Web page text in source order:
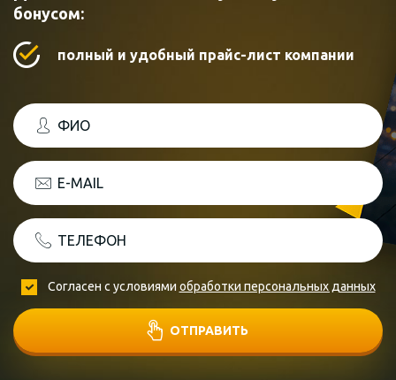
бонусом:
полный и удобный прайс-лист компании
ФИО
E-MAIL
ТЕЛЕФОН
Согласен с условиями обработки персональных данных
ОТПРАВИТЬ